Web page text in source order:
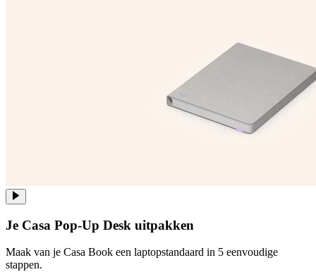
Je Casa Pop-Up Desk uitpakken
Maak van je Casa Book een laptopstandaard in 5 eenvoudige
stappen.